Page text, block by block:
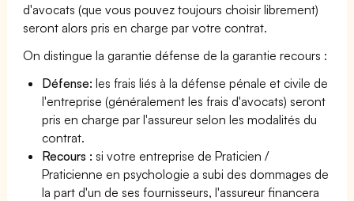
d'avocats (que vous pouvez toujours choisir librement)
seront alors pris en charge par votre contrat.
On distingue la garantie défense de la garantie recours :
Défense: les frais liés à la défense pénale et civile de
l'entreprise (généralement les frais d'avocats) seront
pris en charge par l'assureur selon les modalités du
contrat.
Recours : si votre entreprise de Praticien /
Praticienne en psychologie a subi des dommages de
la part d'un de ses fournisseurs, l'assureur financera